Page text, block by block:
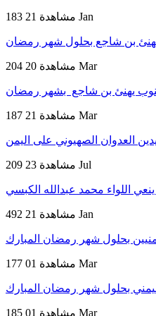
183 مشاهدة 21 Jan
يهنئ بن شاجع بحلول شهر رمضان
204 مشاهدة 20 Mar
يهنئ بن شاجع بشهر رمضان
187 مشاهدة 21 Mar
العدوان الصهيوني على اليمن
209 مشاهدة 23 Jul
اللواء محمد عبدالله الكبسي
492 مشاهدة 21 Jan
بحلول شهر رمضان المبارك
177 مشاهدة 01 Mar
بحلول شهر رمضان المبارك
185 مشاهدة 01 Mar